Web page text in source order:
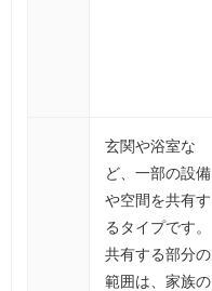
玄関や浴室な
ど、一部の設備
や空間を共有す
るタイプです。
共有する部分の
範囲は、家族の